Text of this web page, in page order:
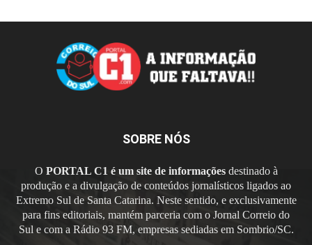
SOBRE NÓS
O PORTAL C1 é um site de informaçõesdestinado à
produção e a divulgação de conteúdos jornalísticos ligados ao
Extremo Sul de Santa Catarina. Neste sentido, e exclusivamente
para fins editoriais, mantém parceria com o Jornal Correio do
Sul e com a Rádio 93 FM, empresas sediadas em Sombrio/SC.